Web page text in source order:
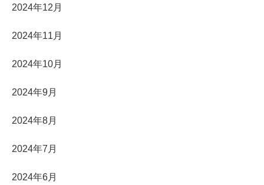
2024年12月
2024年11月
2024年10月
2024年9月
2024年8月
2024年7月
2024年6月